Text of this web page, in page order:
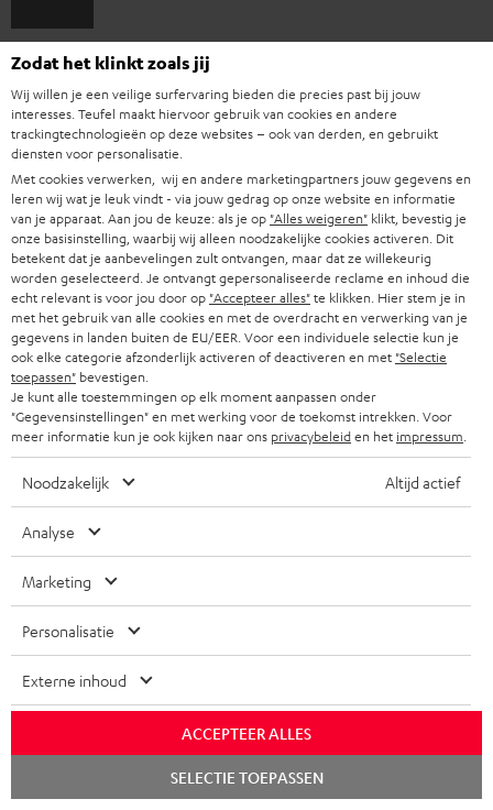
u
m
e
n
t
e
n
r
z
e
n
d
i
n
f
o
r
m
a
t
i
G
a
r
a
n
t
i
e
i
n
f
o
r
m
a
t
i
e
Wettelijke garantie
A
u
d
i
o
g
l
o
s
a
r
Audiolexicon: technische begrippen snel uitgelegd
C
o
n
t
a
c
i
n
o
r
Jouw persoonlijk koopadvies
+31 (0)20 8083195
Ma–vr 09:00–17:00 uur.
Weekend & Duitse feestdagen gesloten
Teufel support
Hier vind je
Storefinder
1Opmerking
We geven slechts een gratis Teufel MOVE 2 bij aankoop van dit product.
Een korting of een contante uitbetaling van de winkelwaarde is niet
mogelijk. Kadobonnen zijn van de actie uitgesloten.
Zodat het klinkt zoals jij
Wij willen je een veilige surfervaring bieden die precies past bij jouw
interesses. Teufel maakt hiervoor gebruik van cookies en andere
trackingtechnologieën op deze websites – ook van derden, en gebruikt
diensten voor personalisatie.
Met cookies verwerken, wij en andere marketingpartners jouw gegevens en
leren wij wat je leuk vindt - via jouw gedrag op onze website en informatie
van je apparaat. Aan jou de keuze: als je op "Alles weigeren" klikt, bevestig je
onze basisinstelling, waarbij wij alleen noodzakelijke cookies activeren. Dit
betekent dat je aanbevelingen zult ontvangen, maar dat ze willekeurig
worden geselecteerd. Je ontvangt gepersonaliseerde reclame en inhoud die
echt relevant is voor jou door op "Accepteer alles"te klikken. Hier stem je in
met het gebruik van alle cookies en met de overdracht en verwerking van je
gegevens in landen buiten de EU/EER. Voor een individuele selectie kun je
ook elke categorie afzonderlijk activeren of deactiveren en met "Selectie
toepassen" bevestigen.
Je kunt alle toestemmingen op elk moment aanpassen onder
"Gegevensinstellingen" en met werking voor de toekomst intrekken. Voor
meer informatie kun je ook kijken naar ons privacybeleiden het impressum
Noodzakelijk Altijd actief
Analyse
Marketing
Personalisatie
Externe inhoud
ACCEPTEER ALLES
SELECTIE TOEPASSEN